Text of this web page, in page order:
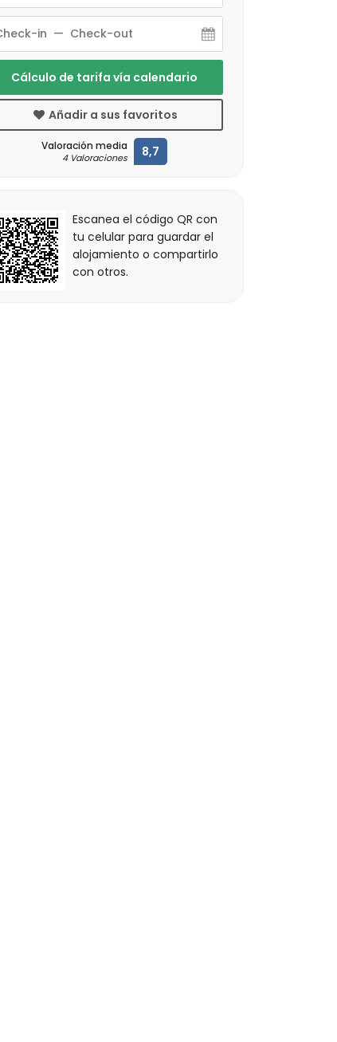
Cálculo de tarifa vía calendario
Añadir a sus favoritos
Valoración media
4 Valoraciones 8,7
Escanea el código QR con
tu celular para guardar el
alojamiento o compartirlo
con otros.